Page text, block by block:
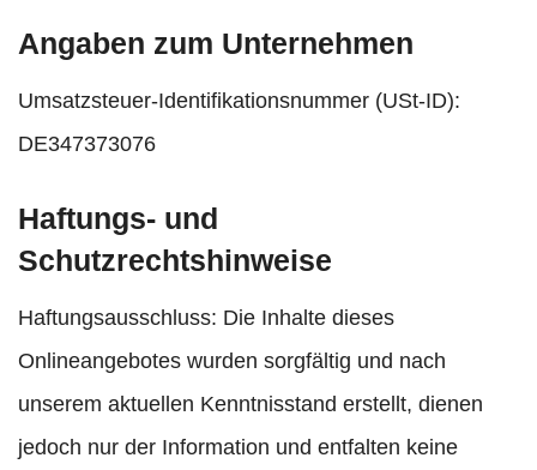
Angaben zum Unternehmen
Umsatzsteuer-Identifikationsnummer (USt-ID):
DE347373076
Haftungs- und
Schutzrechtshinweise
Haftungsausschluss: Die Inhalte dieses
Onlineangebotes wurden sorgfältig und nach
unserem aktuellen Kenntnisstand erstellt, dienen
jedoch nur der Information und entfalten keine